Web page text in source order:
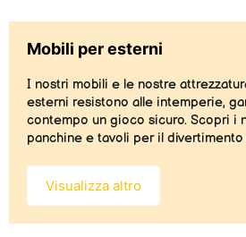
Mobili per esterni
I nostri mobili e le nostre
esterni resistono alle intemperie,
contempo un gioco sicuro. Scopri i
panchine e tavoli per il divertimento
Visualizza altro